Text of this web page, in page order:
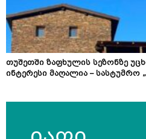
თუშეთში ზაფხულის სეზონზე
ინტერესი მაღალია – სასტუმრო